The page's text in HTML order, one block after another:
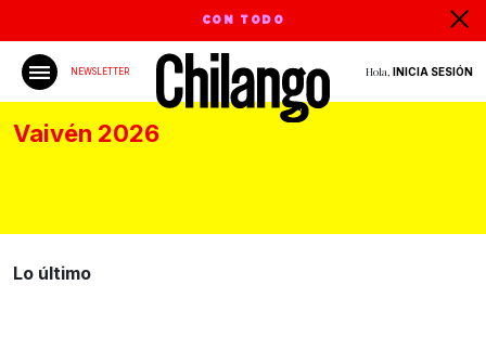
CON TODO
NEWSLETTER Hola, INICIA SESIÓN
Vaivén 2026
Lo último